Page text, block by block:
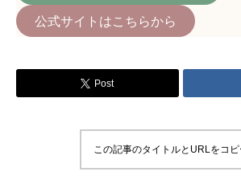
公式サイトはこちらから
Post
この記事のタイトルとURLをコピ